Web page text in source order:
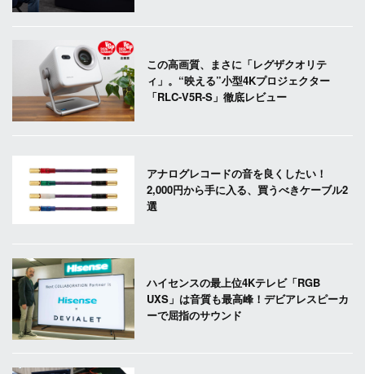
この高画質、まさに「レグザクオリテ
ィ」。“映える”小型4Kプロジェクター
「RLC-V5R-S」徹底レビュー
アナログレコードの音を良くしたい！
2,000円から手に入る、買うべきケーブル2
選
ハイセンスの最上位4Kテレビ「RGB
UXS」は音質も最高峰！デビアレスピーカ
ーで屈指のサウンド